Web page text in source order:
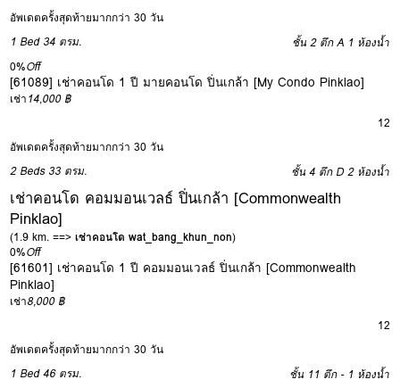
อัพเดตครั้งสุดท้ายมากกว่า 30 วัน
1 Bed 34 ตรม. ชั้น 2 ตึก A 1 ห้องน้ำ
0%Off
[61089] เช่าคอนโด 1 ปี มายคอนโด ปิ่นเกล้า [My Condo Pinklao]
เช่า14,000 ฿
12
อัพเดตครั้งสุดท้ายมากกว่า 30 วัน
2 Beds 33 ตรม. ชั้น 4 ตึก D 2 ห้องน้ำ
เช่าคอนโด คอมมอนเวลธ์ ปิ่นเกล้า [Commonwealth
Pinklao]
(1.9 km. ==>เช่าคอนโด wat_bang_khun_non)
0%Off
[61601] เช่าคอนโด 1 ปี คอมมอนเวลธ์ ปิ่นเกล้า [Commonwealth
Pinklao]
เช่า8,000 ฿
12
อัพเดตครั้งสุดท้ายมากกว่า 30 วัน
1 Bed 46 ตรม. ชั้น 11 ตึก - 1 ห้องน้ำ